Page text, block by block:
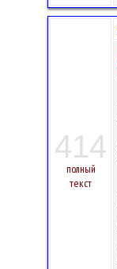
414
полный
текст